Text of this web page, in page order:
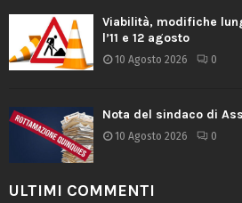
Viabilità, modifiche
l’11 e 12 agosto
10 Agosto 2026 0
Nota del sindaco di
10 Agosto 2026 0
ULTIMI COMMENTI